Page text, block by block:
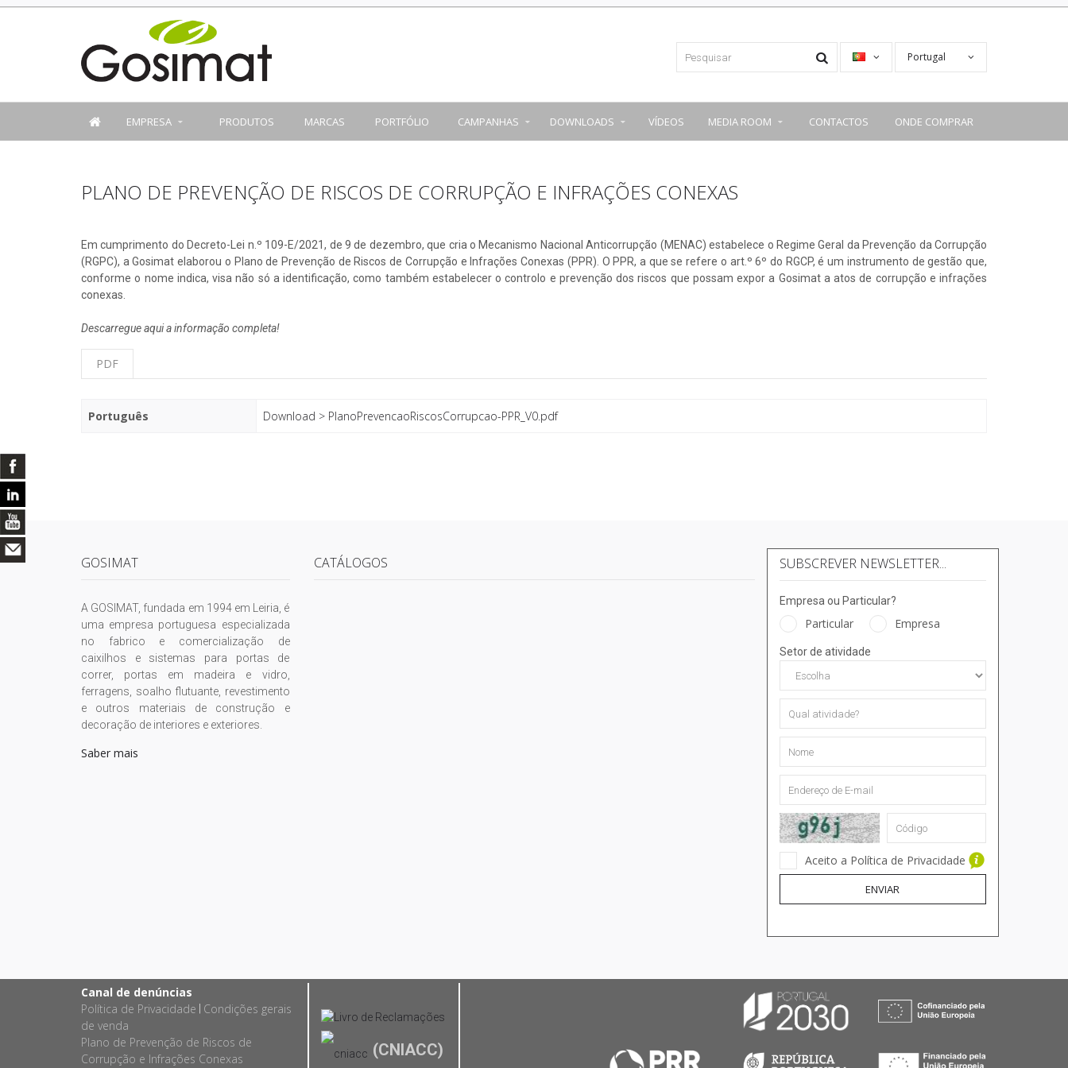
Portugal
EMPRESA PRODUTOS MARCAS PORTFÓLIO CAMPANHAS DOWNLOADS VÍDEOS MEDIA ROOM CONTACTOS ONDE COMPRAR
PLANO DE PREVENÇÃO DE RISCOS DE CORRUPÇÃO E INFRAÇÕES CONEXAS
Em cumprimento do Decreto-Lei n.º 109-E/2021, de 9 de dezembro, que cria o Mecanismo Nacional Anticorrupção (MENAC) estabelece o Regime Geral da Prevenção da Corrupção
(RGPC), a Gosimat elaborou o Plano de Prevenção de Riscos de Corrupção e Infrações Conexas (PPR). O PPR, a que se refere o art.º 6º do RGCP, é um instrumento de gestão que,
conforme o nome indica, visa não só a identificação, como também estabelecer o controlo e prevenção dos riscos que possam expor a Gosimat a atos de corrupção e infrações
conexas.
Descarregue aqui a informação completa!
PDF
Português Download > PlanoPrevencaoRiscosCorrupcao-PPR_V0.pdf
GOSIMAT
A GOSIMAT, fundada em 1994 em Leiria, é
uma empresa portuguesa especializada
no fabrico e comercialização de
caixilhos e sistemas para portas de
correr, portas em madeira e vidro,
ferragens, soalho flutuante, revestimento
e outros materiais de construção e
decoração de interiores e exteriores.
Saber mais
CATÁLOGOS SUBSCREVER NEWSLETTER...
Empresa ou Particular?
Particular Empresa
Setor de atividade
Aceito a Política de Privacidade
ENVIAR
Canal de denúncias
Política de Privacidade Condições gerais
de venda
Plano de Prevenção de Riscos de
Corrupção e Infrações Conexas
(CNIACC)